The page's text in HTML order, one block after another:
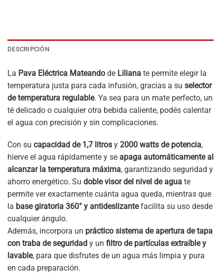
DESCRIPCIÓN
La Pava Eléctrica Mateando de Liliana te permite elegir la
temperatura justa para cada infusión, gracias a su selector
de temperatura regulable. Ya sea para un mate perfecto, un
té delicado o cualquier otra bebida caliente, podés calentar
el agua con precisión y sin complicaciones.
Con su capacidad de 1,7 litros y 2000 watts de potencia,
hierve el agua rápidamente y se apaga automáticamente al
alcanzar la temperatura máxima, garantizando seguridad y
ahorro energético. Su doble visor del nivel de agua te
permite ver exactamente cuánta agua queda, mientras que
la base giratoria 360° y antideslizantefacilita su uso desde
cualquier ángulo.
Además, incorpora un práctico sistema de apertura de tapa
con traba de seguridad y un filtro de partículas extraíble y
lavable, para que disfrutes de un agua más limpia y pura
en cada preparación.